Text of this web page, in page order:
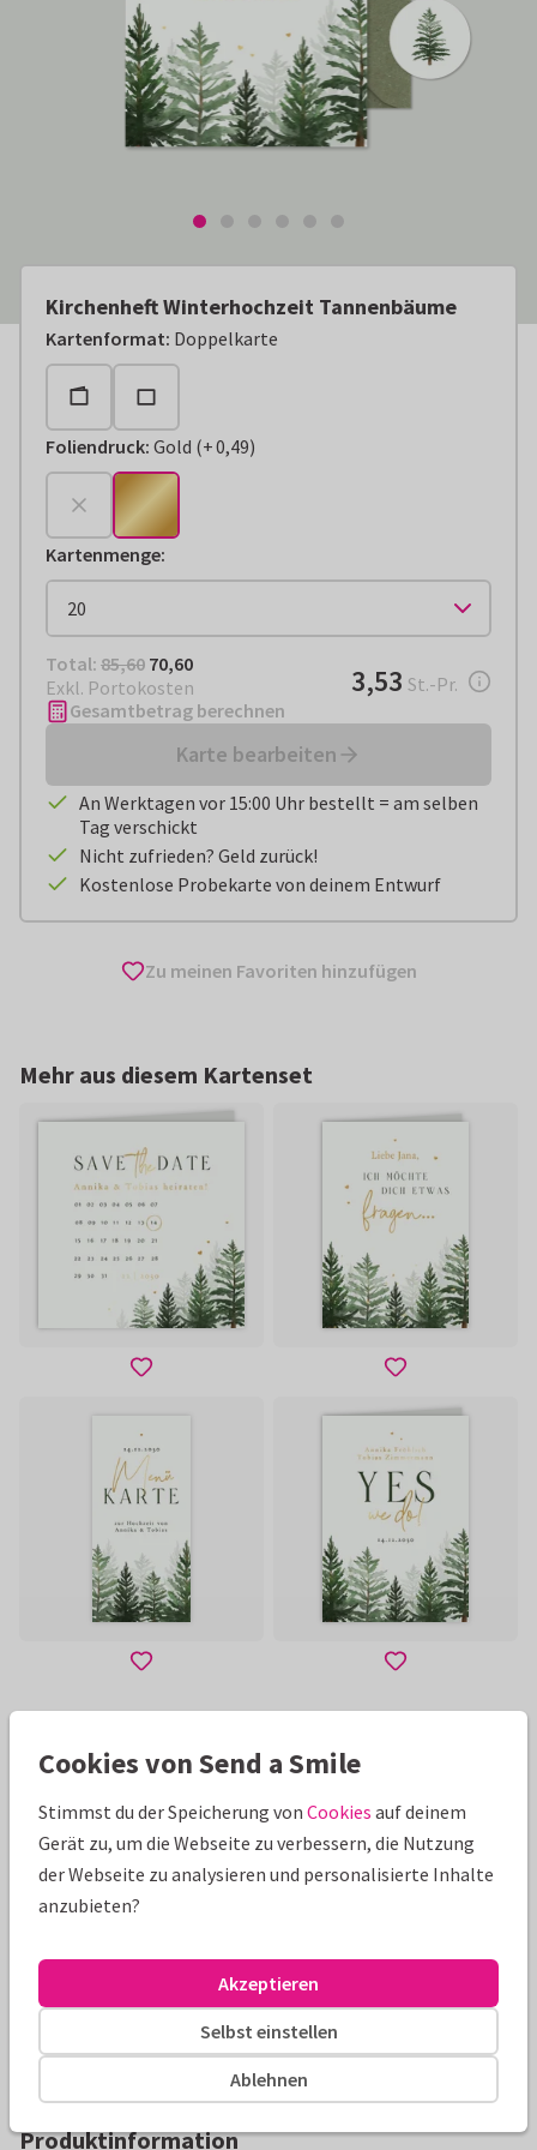
Kirchenheft Winterhochzeit Tannenbäume
Kartenformat: Doppelkarte
Foliendruck: Gold (
+€ 0,49
+0,49)
Kartenmenge:
Total: € 70,60
Total: 85,60 70,60
Exkl. Portokosten
€ 3,53pro Stück
3,53 St.-Pr.
Gesamtbetrag berechnen
Karte bearbeiten
An Werktagen vor 15:00 Uhr bestellt = am selben
Tag verschickt
Nicht zufrieden? Geld zurück!
Kostenlose Probekarte von deinem Entwurf
Zu meinen Favoriten hinzufügen
Mehr aus diesem Kartenset
Schöne Extras zu deiner Karte
Produktinformation
Cookies von Send a Smile
Stimmst du der Speicherung von Cookies auf deinem
Gerät zu, um die Webseite zu verbessern, die Nutzung
der Webseite zu analysieren und personalisierte Inhalte
anzubieten?
Ablehnen
Selbst einstellen
Akzeptieren